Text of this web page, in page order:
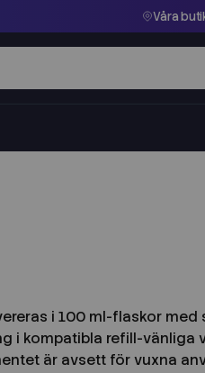
Våra
i 100 ml-flaskor
i kompatibla refill-vänliga
är avsett för vuxna